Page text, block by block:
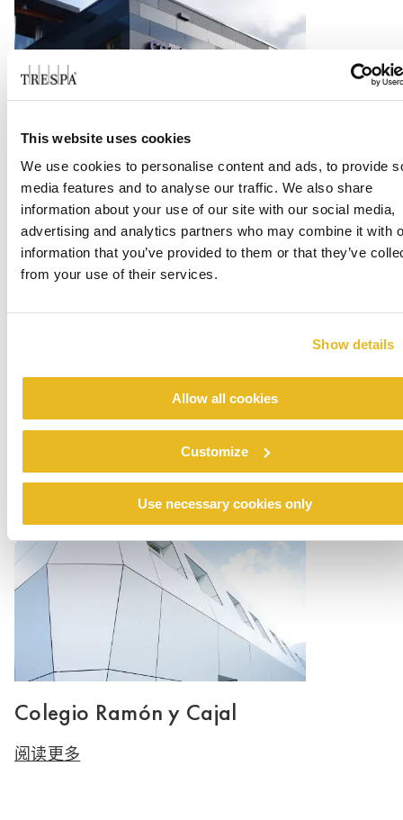
This website uses cookies
We use cookies to personalise content and ads, to provide
media features and to analyse our traffic. We also share
information about your use of our site with our social media,
advertising and analytics partners who may combine it with
information that you’ve provided to them or that they’ve
from your use of their services.
Show details
Allow all cookies
Customize
Use necessary cookies only
Office Centrada
阅读更多
Renovation emergency shelter Stein
阅读更多
Colegio Ramón y Cajal
阅读更多